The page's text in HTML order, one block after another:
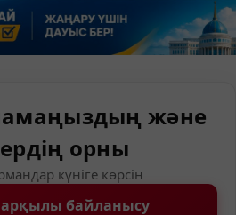
және
орны
күніге көрсін
арқылы байланысу